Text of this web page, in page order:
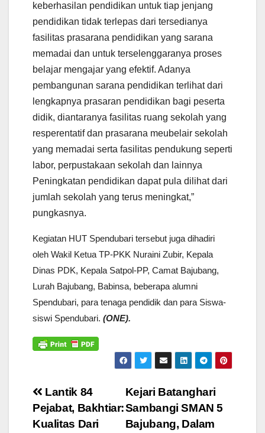
keberhasilan pendidikan untuk tiap jenjang
pendidikan tidak terlepas dari tersedianya
fasilitas prasarana pendidikan yang sarana
memadai dan untuk terselenggaranya proses
belajar mengajar yang efektif. Adanya
pembangunan sarana pendidikan terlihat dari
lengkapnya prasaran pendidikan bagi peserta
didik, diantaranya fasilitas ruang sekolah yang
resperentatif dan prasarana meubelair sekolah
yang memadai serta fasilitas pendukung seperti
labor, perpustakaan sekolah dan lainnya
Peningkatan pendidikan dapat pula dilihat dari
jumlah sekolah yang terus meningkat,”
pungkasnya.
Kegiatan HUT Spendubari tersebut juga dihadiri
oleh Wakil Ketua TP-PKK Nuraini Zubir, Kepala
Dinas PDK, Kepala Satpol-PP, Camat Bajubang,
Lurah Bajubang, Babinsa, beberapa alumni
Spendubari, para tenaga pendidik dan para Siswa-
siswi Spendubari. (ONE).
Navigasi
pos
Kejari Batanghari
Sambangi SMAN 5
Bajubang, Dalam
Lantik 84
Pejabat, Bakhtiar:
Kualitas Dari